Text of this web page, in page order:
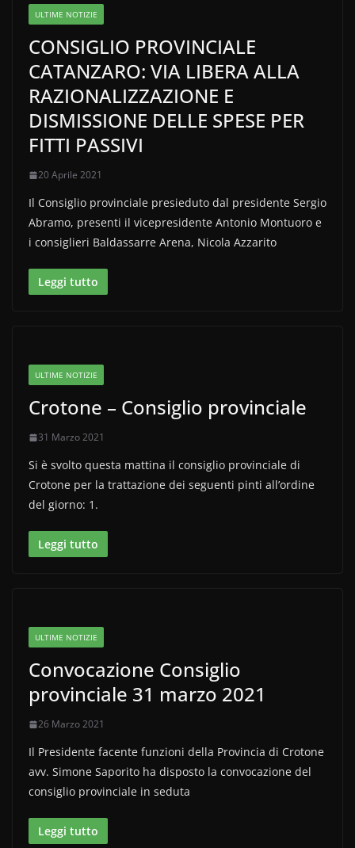
ULTIME NOTIZIE
CONSIGLIO PROVINCIALE
CATANZARO: VIA LIBERA ALLA
RAZIONALIZZAZIONE E
DISMISSIONE DELLE SPESE PER
FITTI PASSIVI
20 Aprile 2021
Il Consiglio provinciale presieduto dal presidente Sergio
Abramo, presenti il vicepresidente Antonio Montuoro e
i consiglieri Baldassarre Arena, Nicola Azzarito
Leggi tutto
ULTIME NOTIZIE
Crotone – Consiglio provinciale
31 Marzo 2021
Si è svolto questa mattina il consiglio provinciale di
Crotone per la trattazione dei seguenti pinti all’ordine
del giorno: 1.
Leggi tutto
ULTIME NOTIZIE
Convocazione Consiglio
provinciale 31 marzo 2021
26 Marzo 2021
Il Presidente facente funzioni della Provincia di Crotone
avv. Simone Saporito ha disposto la convocazione del
consiglio provinciale in seduta
Leggi tutto